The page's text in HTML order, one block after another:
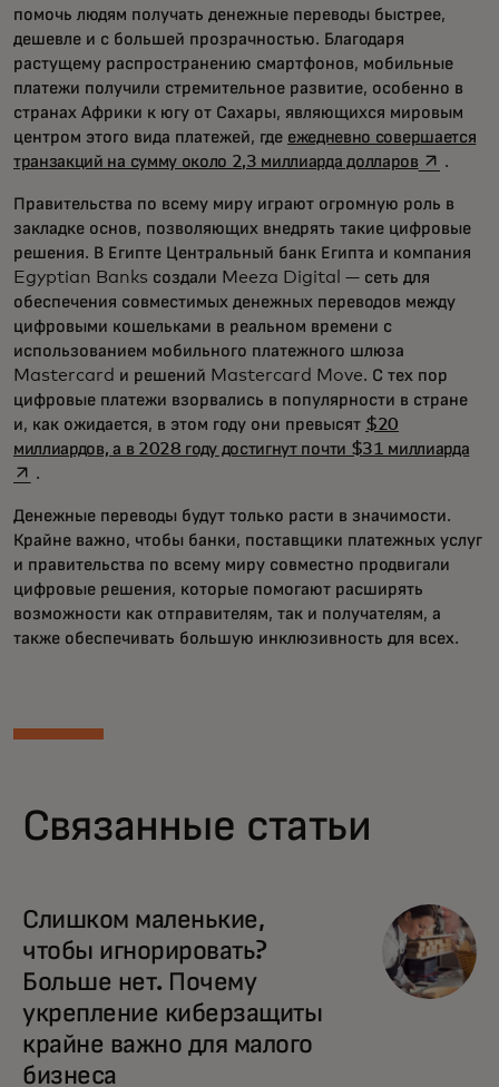
помочь людям получать денежные переводы быстрее,
дешевле и с большей прозрачностью. Благодаря
растущему распространению смартфонов, мобильные
платежи получили стремительное развитие, особенно в
странах Африки к югу от Сахары, являющихся мировым
центром этого вида платежей, где ежедневно совершается
транзакций на сумму около 2,3 миллиарда долларовopens in
.
Правительства по всему миру играют огромную роль в
закладке основ, позволяющих внедрять такие цифровые
решения. В Египте Центральный банк Египта и компания
Egyptian Banks создали Meeza Digital — сеть для
обеспечения совместимых денежных переводов между
цифровыми кошельками в реальном времени с
использованием мобильного платежного шлюза
Mastercard и решений Mastercard Move. С тех пор
цифровые платежи взорвались в популярности в стране
и, как ожидается, в этом году они превысят $20
миллиардов, а в 2028 году достигнут почти $31 миллиарда
.
Денежные переводы будут только расти в значимости.
Крайне важно, чтобы банки, поставщики платежных услуг
и правительства по всему миру совместно продвигали
цифровые решения, которые помогают расширять
возможности как отправителям, так и получателям, а
также обеспечивать большую инклюзивность для всех.
Связанные статьи
Слишком маленькие,
чтобы игнорировать?
Больше нет. Почему
укрепление киберзащиты
крайне важно для малого
бизнеса
opens in a new tab